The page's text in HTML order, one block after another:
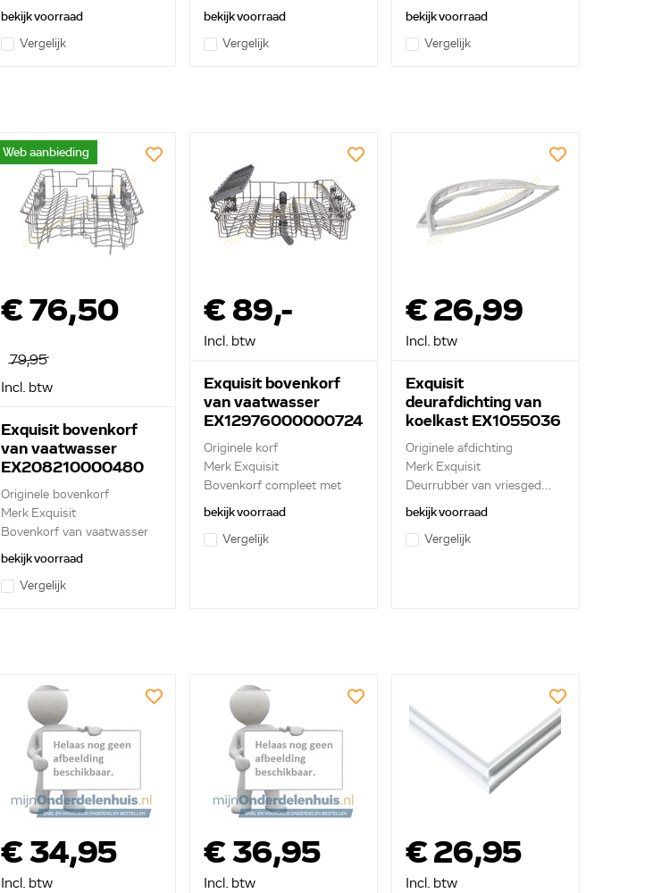
bekijk voorraad
Vergelijk
bekijk voorraad
Vergelijk
bekijk voorraad
Vergelijk
Web aanbieding
€ 76,50
79,95
Incl. btw
Exquisit bovenkorf
van vaatwasser
EX208210000480
Originele bovenkorf
Merk Exquisit
Bovenkorf van vaatwasser
bekijk voorraad
Vergelijk
€ 89,-
Incl. btw
Exquisit bovenkorf
van vaatwasser
EX12976000000724
Originele korf
Merk Exquisit
Bovenkorf compleet met
sproei...
bekijk voorraad
Vergelijk
€ 26,99
Incl. btw
Exquisit
deurafdichting van
koelkast EX1055036
Originele afdichting
Merk Exquisit
Deurrubber van vriesged...
bekijk voorraad
Vergelijk
€ 34,95
Incl. btw
€ 36,95
Incl. btw
€ 26,95
Incl. btw